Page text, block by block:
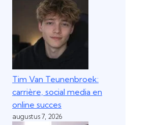
Tim Van Teunenbroek:
carrière, social media en
online succes
augustus 7, 2026